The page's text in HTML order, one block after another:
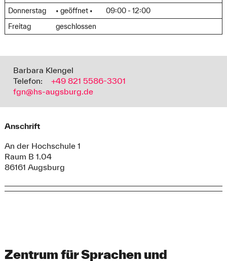
Donnerstag
• geöffnet •
09:00 - 12:00
Freitag
geschlossen
Barbara Klengel
Telefon:
+49 821 5586-3301
fgn@hs-augsburg.de
Anschrift
An der Hochschule 1
Raum B 1.04
86161 Augsburg
Zentrum für Sprachen und